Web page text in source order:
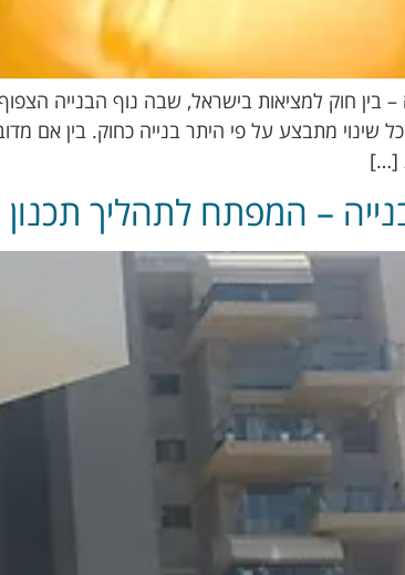
– בין חוק למציאות בישראל, שבה נוף הבנייה
שינוי מתבצע על פי היתר בנייה כחוק. בין אם
[…]
– המפתח לתהליך